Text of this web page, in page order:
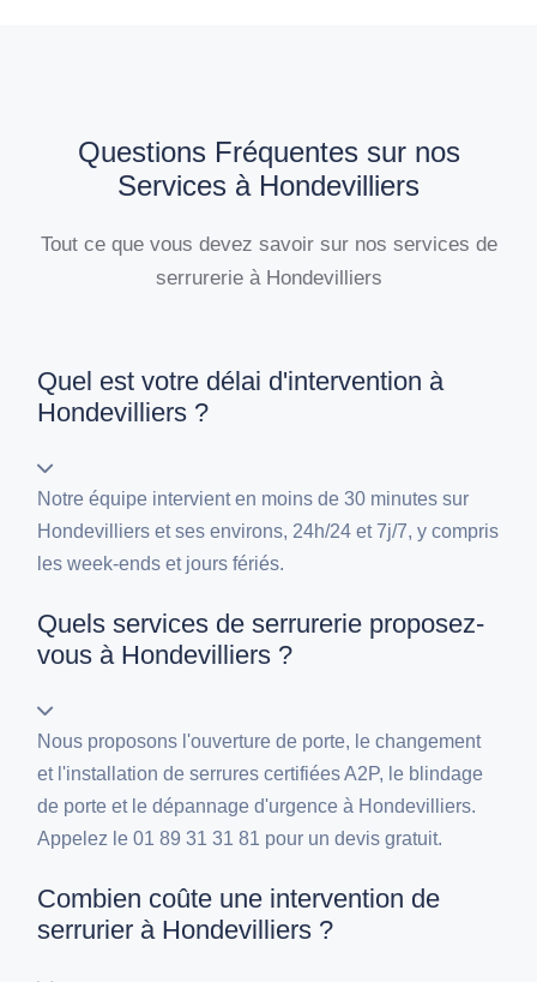
Questions Fréquentes sur nos
Services à Hondevilliers
Tout ce que vous devez savoir sur nos services de
serrurerie à Hondevilliers
Quel est votre délai d'intervention à
Hondevilliers ?
Notre équipe intervient en moins de 30 minutes sur
Hondevilliers et ses environs, 24h/24 et 7j/7, y compris
les week-ends et jours fériés.
Quels services de serrurerie proposez-
vous à Hondevilliers ?
Nous proposons l'ouverture de porte, le changement
et l'installation de serrures certifiées A2P, le blindage
de porte et le dépannage d'urgence à Hondevilliers.
Appelez le 01 89 31 31 81 pour un devis gratuit.
Combien coûte une intervention de
serrurier à Hondevilliers ?